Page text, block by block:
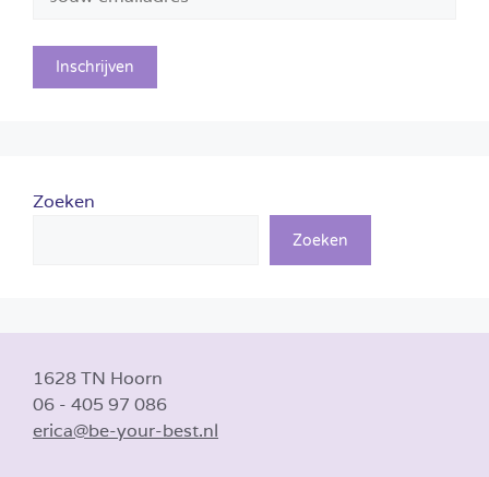
Zoeken
Zoeken
1628 TN Hoorn
06 - 405 97 086
erica@be-your-best.nl